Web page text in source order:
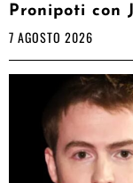
Pronipoti con
7 AGOSTO 2026